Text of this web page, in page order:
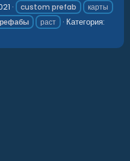
custom prefab
карты
раст
Категория: